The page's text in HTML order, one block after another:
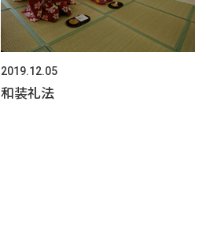
2019.12.05
和装礼法